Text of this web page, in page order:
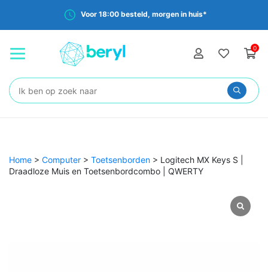
Voor 18:00 besteld, morgen in huis*
0
Zoeken:
Home > Computer > Toetsenborden > Logitech MX Keys S |
Draadloze Muis en Toetsenbordcombo | QWERTY